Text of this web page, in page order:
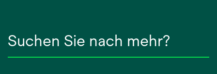
Suchen Sie nach mehr?